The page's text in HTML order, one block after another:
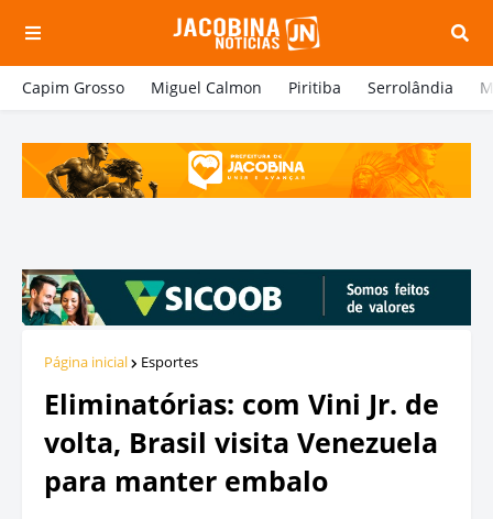
Capim Grosso Miguel Calmon Piritiba Serrolândia
Página inicial Esportes
Eliminatórias: com Vini Jr. de
volta, Brasil visita Venezuela
para manter embalo